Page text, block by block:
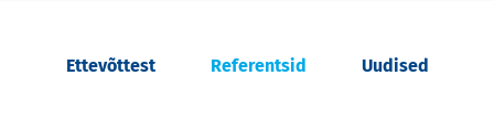
Ettevõttest Referentsid Uudised